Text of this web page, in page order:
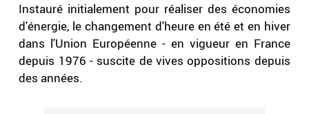
Instauré initialement pour réaliser des économies
d'énergie, le changement d'heure en été et en hiver
dans l'Union Européenne - en vigueur en France
depuis 1976 - suscite de vives oppositions depuis
des années.